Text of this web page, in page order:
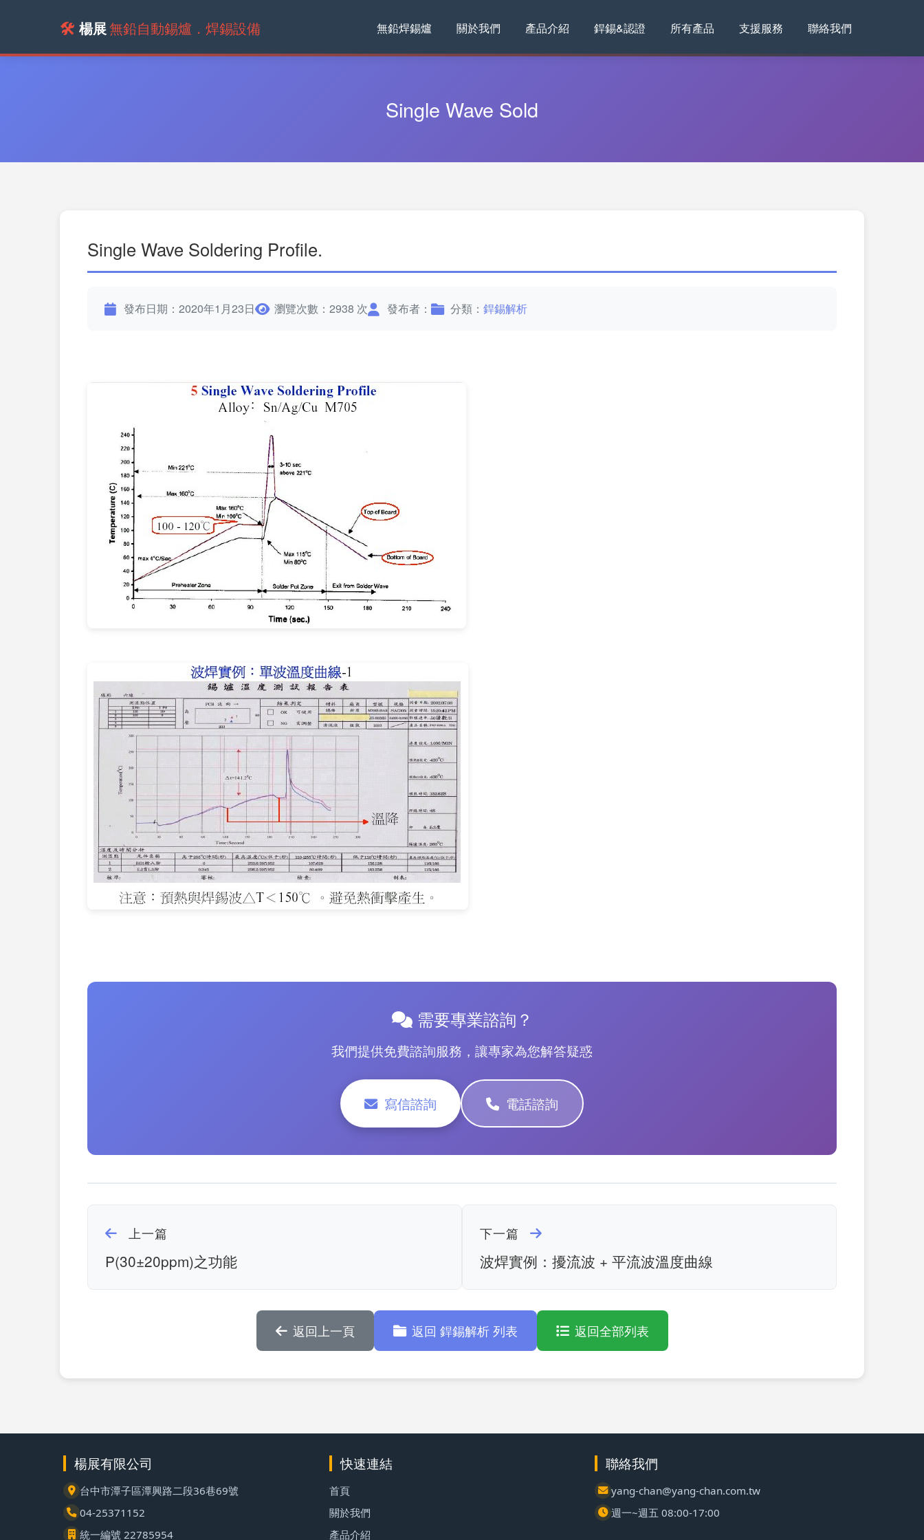
🛠️ 楊展無鉛自動錫爐．焊錫設備 無鉛焊錫爐 關於我們 產品介紹 銲錫&認證 所有產品 支援服務 聯絡我們
Single Wave Sold
Single Wave Soldering Profile.
發布日期：2020年1月23日 瀏覽次數：2938 次 發布者： 分類： 銲錫解析
需要專業諮詢？
我們提供免費諮詢服務，讓專家為您解答疑惑
寫信諮詢 電話諮詢
上一篇
P(30±20ppm)之功能
下一篇
波焊實例：擾流波 + 平流波溫度曲線
返回上一頁 返回 銲錫解析 列表 返回全部列表
楊展有限公司
台中市潭子區潭興路二段36巷69號
04-25371152
統一編號 22785954
快速連結
首頁
關於我們
產品介紹
聯絡我們
yang-chan@yang-chan.com.tw
週一~週五 08:00-17:00